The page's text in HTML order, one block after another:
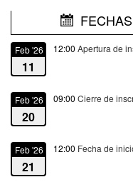
FECHAS
Feb '26
11
12:00 Apertura de
Feb '26
20
09:00 Cierre de
Feb '26
21
12:00 Fecha de